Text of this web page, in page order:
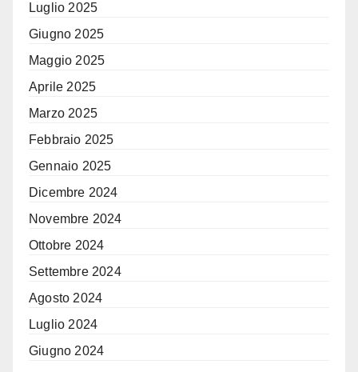
Luglio 2025
Giugno 2025
Maggio 2025
Aprile 2025
Marzo 2025
Febbraio 2025
Gennaio 2025
Dicembre 2024
Novembre 2024
Ottobre 2024
Settembre 2024
Agosto 2024
Luglio 2024
Giugno 2024